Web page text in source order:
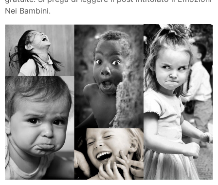
Nei Bambini.